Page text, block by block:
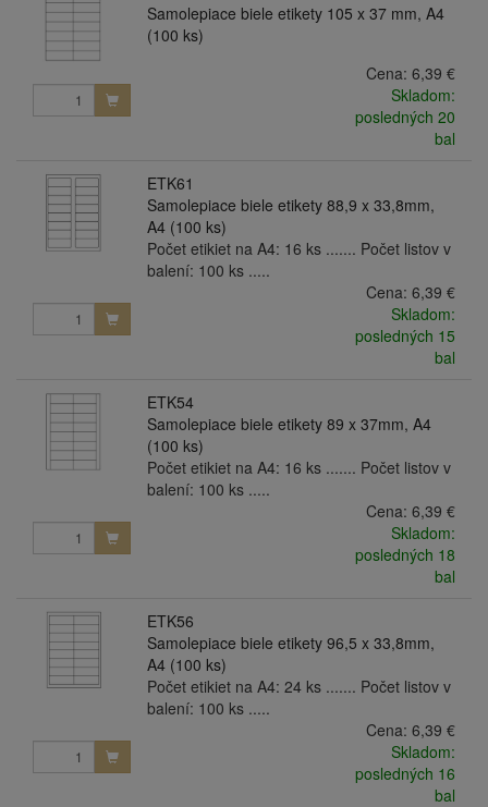
Samolepiace biele etikety 105 x 37 mm, A4
(100 ks)
Cena: 6,39 €
Skladom:
posledných 20
bal
ETK61
Samolepiace biele etikety 88,9 x 33,8mm,
A4 (100 ks)
Počet etikiet na A4: 16 ks ....... Počet listov v
balení: 100 ks .....
Cena: 6,39 €
Skladom:
posledných 15
bal
ETK54
Samolepiace biele etikety 89 x 37mm, A4
(100 ks)
Počet etikiet na A4: 16 ks ....... Počet listov v
balení: 100 ks .....
Cena: 6,39 €
Skladom:
posledných 18
bal
ETK56
Samolepiace biele etikety 96,5 x 33,8mm,
A4 (100 ks)
Počet etikiet na A4: 24 ks ....... Počet listov v
balení: 100 ks .....
Cena: 6,39 €
Skladom:
posledných 16
bal